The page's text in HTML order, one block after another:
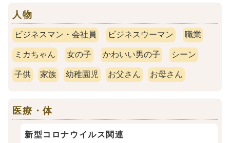
人物
ビジネスマン・会社員 ビジネスウーマン 職業
ミカちゃん 女の子 かわいい男の子 シーン
子供 家族 幼稚園児 お父さん お母さん
医療・体
新型コロナウイルス関連